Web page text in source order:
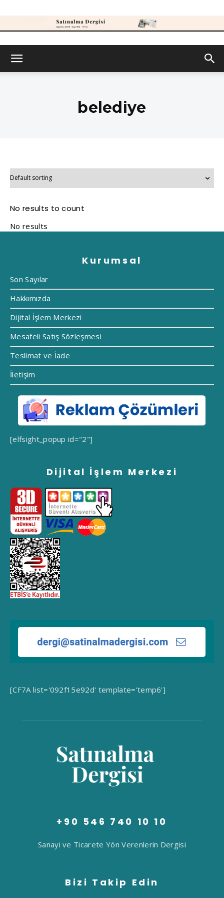
Dergisi
belediye
No results to count
Kurumsal
Son Sayılar
Hakkımızda
Dijital İşlem Merkezi
Mesafeli Satış Sözleşmesi
Teslimat ve İade
İletişim
[elfsight_popup id="2"]
Dijital İşlem Merkezi
[CF7A list='092f15e92d' template='temp6']
+90 546 740 10 10
Sanayi ve Ticarete Yön Verenlerin Dergisi
Bizi Takip Edin